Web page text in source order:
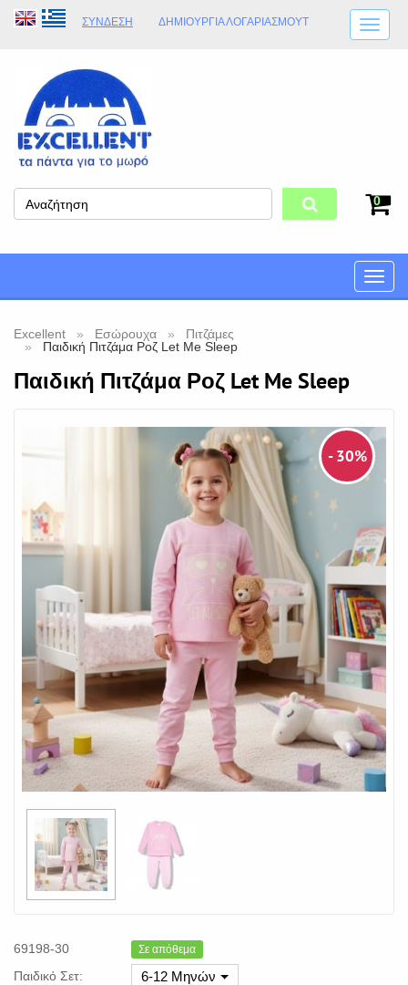
ΣΎΝΔΕΣΗ ΔΗΜΙΟΥΡΓΊΑ ΛΟΓΑΡΙΑΣΜΟΎT
ΩΡΆΡΙΟ ΚΑΤΑΣΤΉΜΑΤΟΣ
ΦΥΣΙΚΌ ΚΑΤΆΣΤΗΜΑ
0
Toggle
Excellent Εσώρουχα
Πιτζάμες
Παιδική Πιτζάμα Ροζ Let Me Sleep
Παιδική Πιτζάμα Ροζ Let Me Sleep
- 30%
69198-30 Σε απόθεμα
Παιδικό Σετ: 6-12 Μηνών